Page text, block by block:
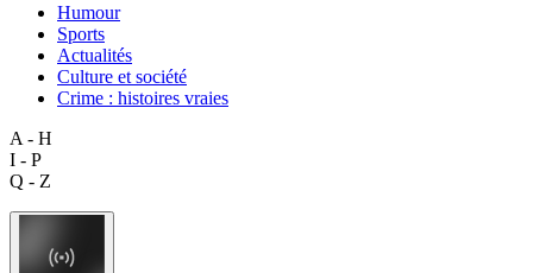
Humour
Sports
Actualités
Culture et société
Crime : histoires vraies
A - H
I - P
Q - Z